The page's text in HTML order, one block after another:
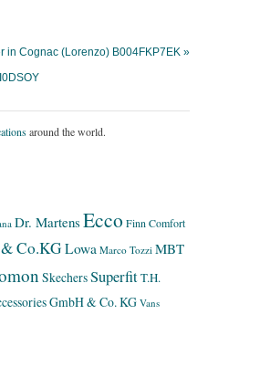
in Cognac (Lorenzo) B004FKP7EK »
around the world.
Dr. MartensEcco Finn Comfort
Co.KG Lowa Marco Tozzi MBT
SkechersSuperfitT.H.
GmbH & Co. KG Vans